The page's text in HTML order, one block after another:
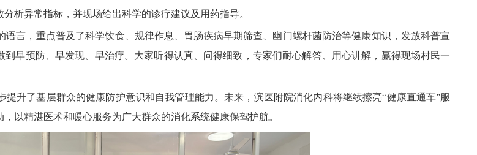
析异常指标，并现场给出科学的诊疗建议及用药指导。
言，重点普及了科学饮食、规律作息、胃肠疾病早期筛查、幽门螺杆菌防治等健康知识，发放科普宣
早预防、早发现、早治疗。大家听得认真、问得细致，专家们耐心解答、用心讲解，赢得现场村民一
升了基层群众的健康防护意识和自我管理能力。未来，滨医附院消化内科将继续擦亮“健康直通车”服
以精湛医术和暖心服务为广大群众的消化系统健康保驾护航。